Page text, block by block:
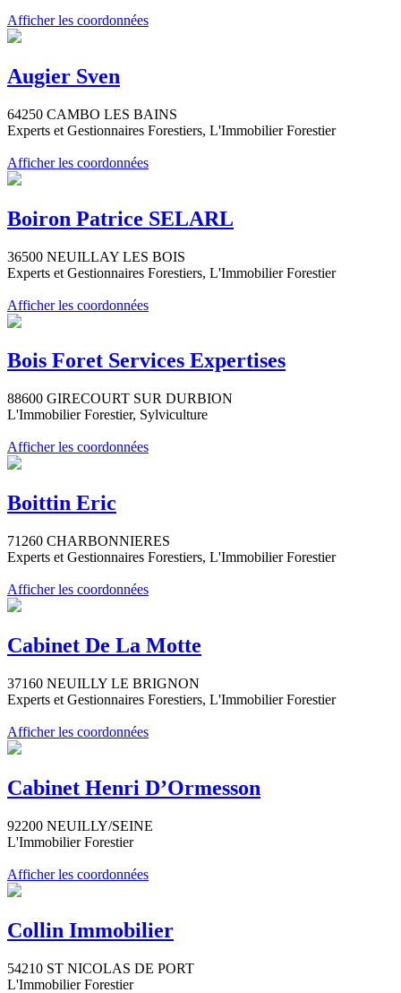
Afficher les coordonnées
Augier Sven
64250 CAMBO LES BAINS
Experts et Gestionnaires Forestiers, L'Immobilier Forestier
Afficher les coordonnées
Boiron Patrice SELARL
36500 NEUILLAY LES BOIS
Experts et Gestionnaires Forestiers, L'Immobilier Forestier
Afficher les coordonnées
Bois Foret Services Expertises
88600 GIRECOURT SUR DURBION
L'Immobilier Forestier, Sylviculture
Afficher les coordonnées
Boittin Eric
71260 CHARBONNIERES
Experts et Gestionnaires Forestiers, L'Immobilier Forestier
Afficher les coordonnées
Cabinet De La Motte
37160 NEUILLY LE BRIGNON
Experts et Gestionnaires Forestiers, L'Immobilier Forestier
Afficher les coordonnées
Cabinet Henri D’Ormesson
92200 NEUILLY/SEINE
L'Immobilier Forestier
Afficher les coordonnées
Collin Immobilier
54210 ST NICOLAS DE PORT
L'Immobilier Forestier